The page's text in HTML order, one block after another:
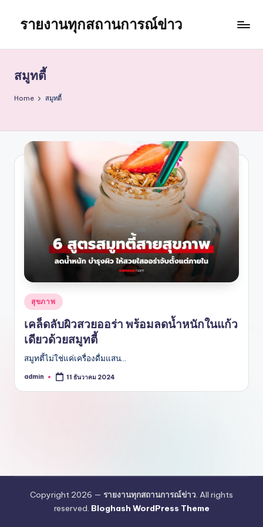
content
รายงานทุกสถานการณ์ข่าว
สมูทตี้
Home สมูทตี้
Posted
in
สุขภาพ
เคล็ดลับผิวสวยออร่า พร้อมลดน้ำหนักในแก้ว
เดียวด้วยสมูทตี้
สมูทตี้ไม่ใช่แค่เครื่องดื่มแสน…
Posted
admin 11 ธันวาคม 2024
Copyright 2026 — รายงานทุกสถานการณ์ข่าว. All rights
reserved. Bloghash WordPress Theme